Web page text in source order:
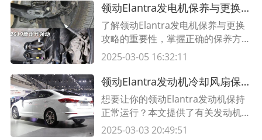
领动Elantra发电机保养与更换攻略，让你的汽车电力始终充沛
了解领动Elantra发电机保养与更换
攻略的重要性，掌握正确的保养方
法，延长发电机使用寿命，确保汽车
文。
2025-03-05 16:32:11
领动Elantra发动机冷却风扇保养与更换攻略，让你的座驾持续顺畅运行
想要让你的领动Elantra发动机保持
正常运行？本文提供了有关发动机冷
却风扇保养和更换的实用攻略，让你
2025-03-03 20:49:51